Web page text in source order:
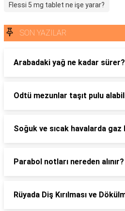
Flessi 5 mg tablet ne işe yarar?
SON YAZILAR
Arabadaki yağ ne kadar sürer?
Odtü mezunlar taşıt pulu
Soğuk ve sıcak havalarda gaz
Parabol notları nereden alınır?
Rüyada Diş Kırılması ve